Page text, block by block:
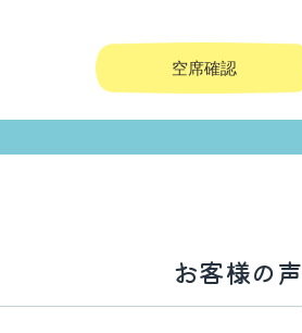
空席確認
お客様の声